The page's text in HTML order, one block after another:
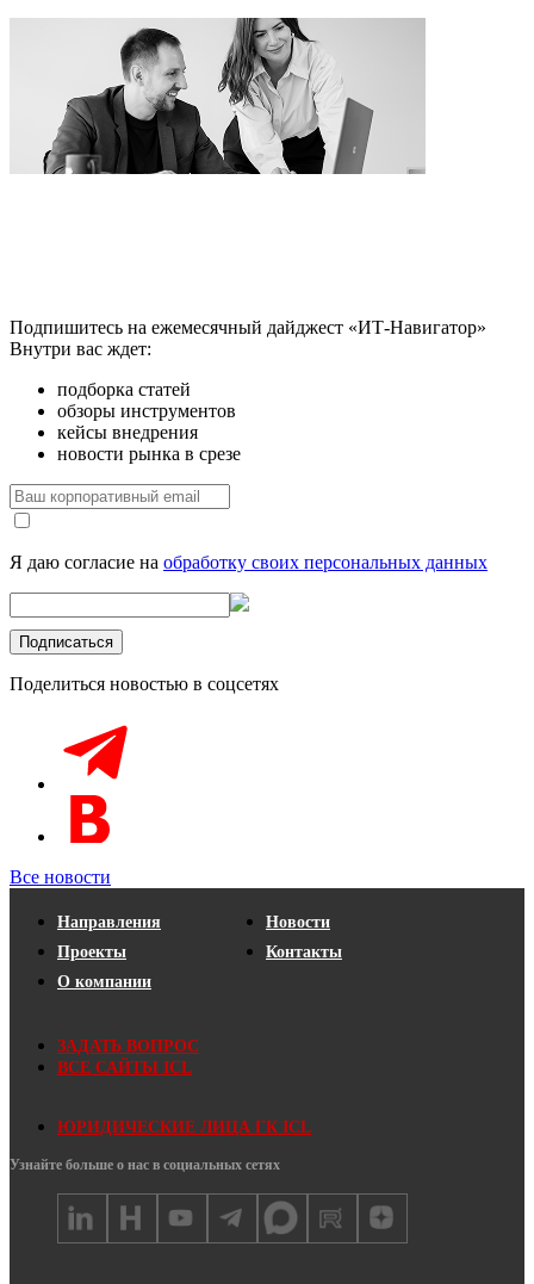
Подпишитесь на ежемесячный дайджест «ИТ-Навигатор»
Внутри вас ждет:
подборка статей
обзоры инструментов
кейсы внедрения
новости рынка в срезе
Я даю согласие на обработку своих персональных данных
Поделиться новостью в соцсетях
Все новости
Направления
Проекты
О компании
Новости
Контакты
ЗАДАТЬ ВОПРОС
ВСЕ САЙТЫ ICL
ЮРИДИЧЕСКИЕ ЛИЦА ГК ICL
Узнайте больше о нас в социальных сетях